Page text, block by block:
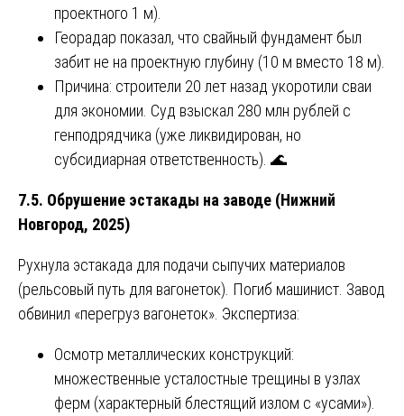
проектного 1 м).
Георадар показал, что свайный фундамент был
забит не на проектную глубину (10 м вместо 18 м).
Причина: строители 20 лет назад укоротили сваи
для экономии. Суд взыскал 280 млн рублей с
генподрядчика (уже ликвидирован, но
субсидиарная ответственность). 🌊
7.5. Обрушение эстакады на заводе (Нижний
Новгород, 2025)
Рухнула эстакада для подачи сыпучих материалов
(рельсовый путь для вагонеток). Погиб машинист. Завод
обвинил «перегруз вагонеток». Экспертиза:
Осмотр металлических конструкций:
множественные усталостные трещины в узлах
ферм (характерный блестящий излом с «усами»).